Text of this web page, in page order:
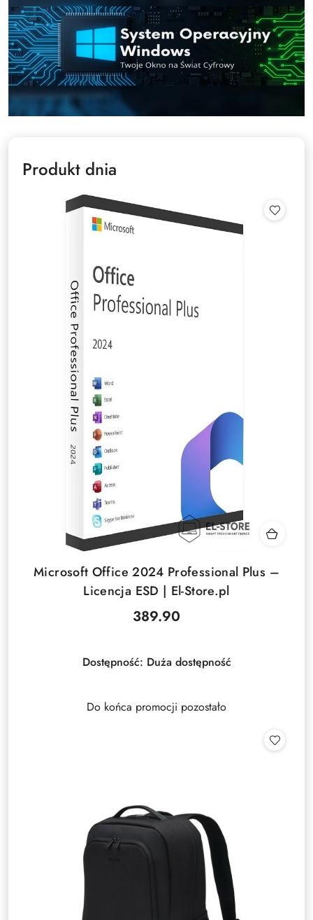
Produkt dnia
Microsoft Office 2024 Professional Plus –
Licencja ESD | El-Store.pl
Cena:
389.90
Dostępność: Duża dostępność
Do końca promocji pozostało